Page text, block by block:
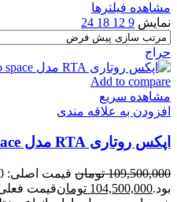
مشاهده فیلترها
نمایش 9
12
18
24
حراج
Add to compare
مشاهده سریع
افزودن به علاقه مندی
اپکس روتاری RTA مدل Endo space
109,500,000 تومان
بود.104,500,000 تومانقیمت فعلی: 104,500,000